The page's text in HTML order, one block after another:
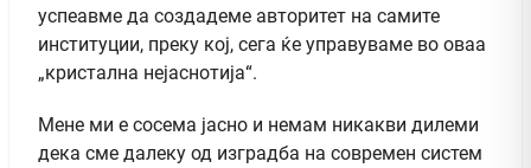
успеавме да создадеме авторитет на самите
институции, преку кој, сега ќе управуваме во оваа
„кристална нејаснотија“.
Мене ми е сосема јасно и немам никакви дилеми
дека сме далеку од изградба на современ систем